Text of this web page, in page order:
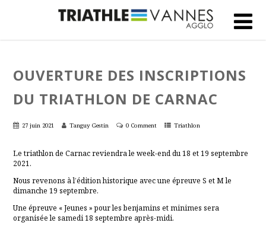
OUVERTURE DES INSCRIPTIONS
DU TRIATHLON DE CARNAC
27 juin 2021 Tanguy Gestin 0 Comment Triathlon
Le triathlon de Carnac reviendra le week-end du 18 et 19 septembre
2021.
Nous revenons à l’édition historique avec une épreuve S et M le
dimanche 19 septembre.
Une épreuve « Jeunes » pour les benjamins et minimes sera
organisée le samedi 18 septembre après-midi.